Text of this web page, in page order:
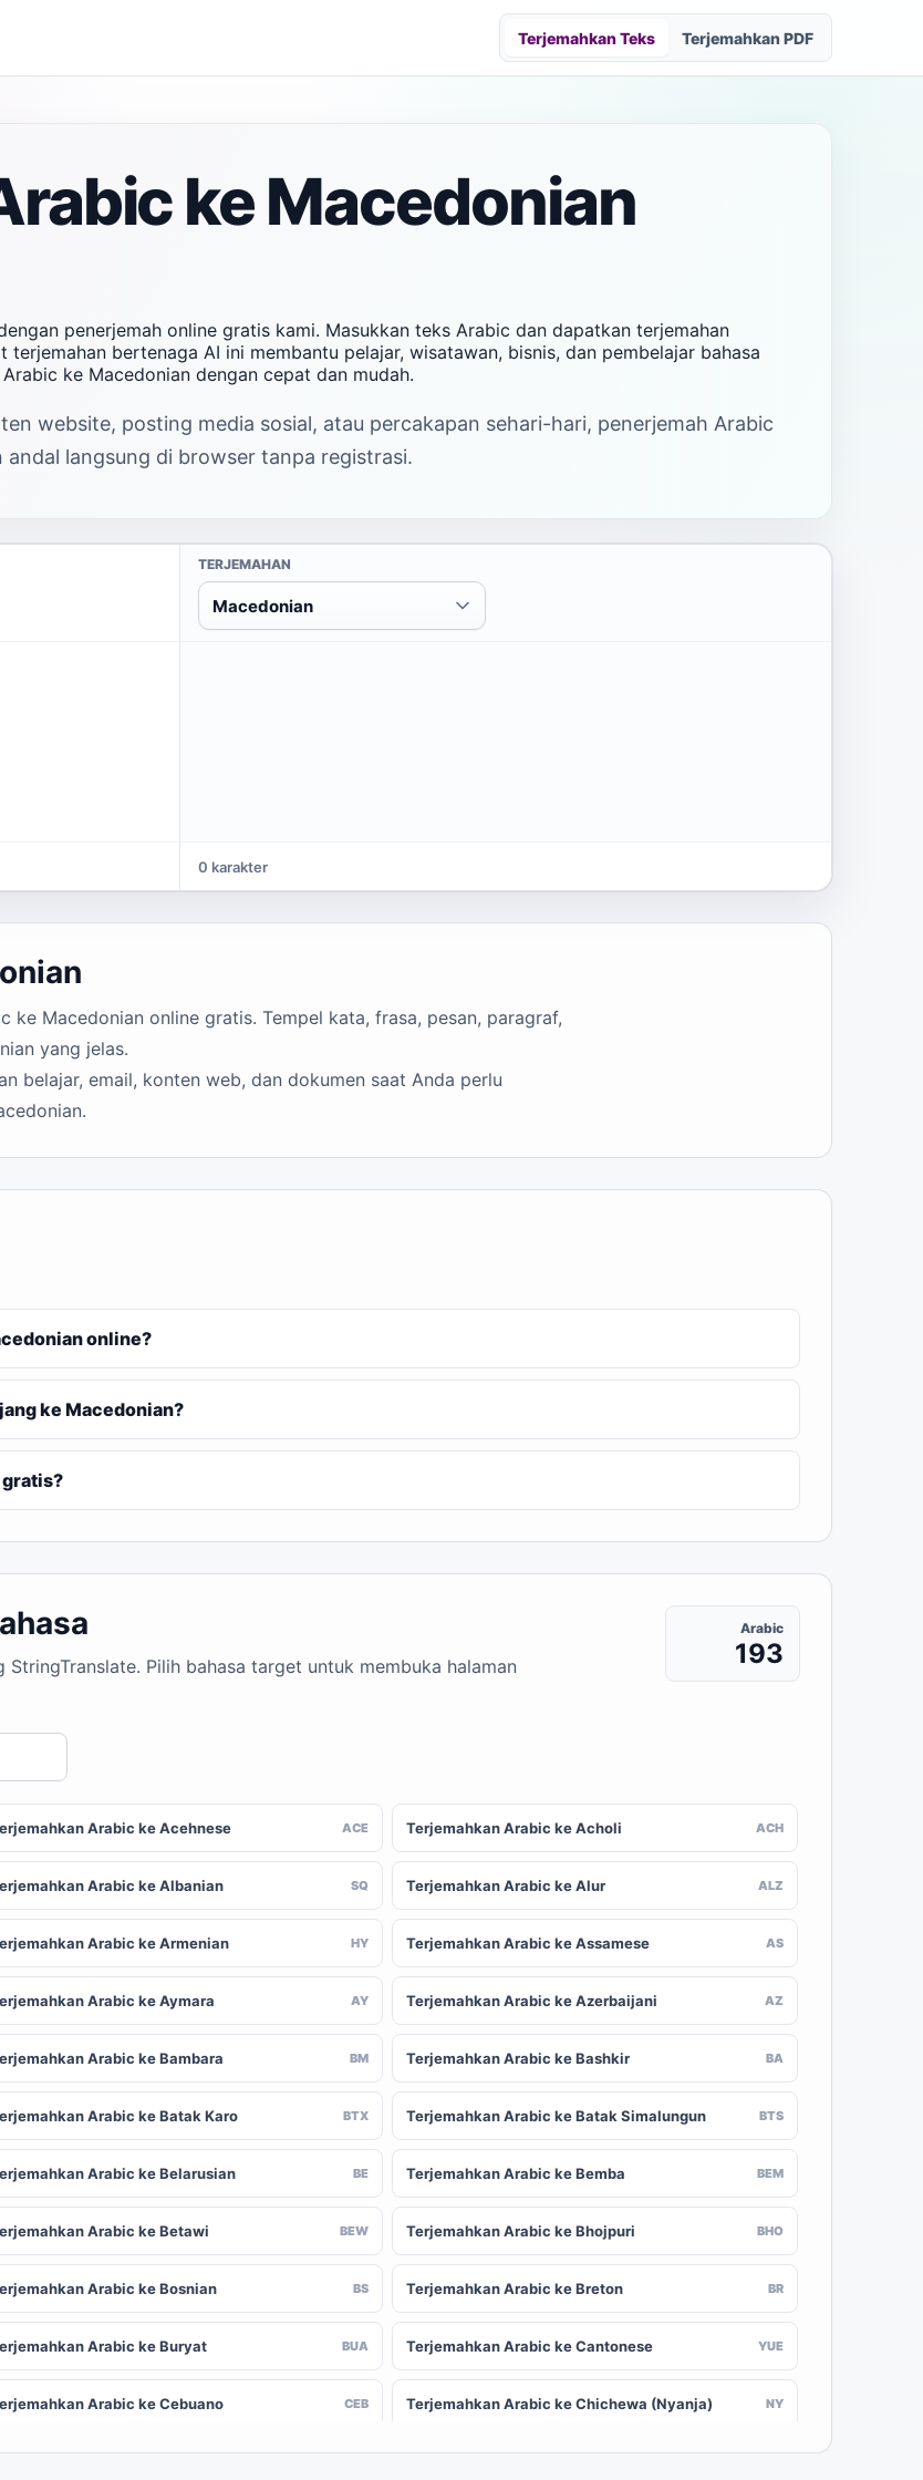
Terjemahkan Teks Terjemahkan PDF
ke Macedonian
penerjemah online gratis kami. Masukkan teks Arabic dan dapatkan terjemahan
bertenaga AI ini membantu pelajar, wisatawan, bisnis, dan pembelajar bahasa
ke Macedonian dengan cepat dan mudah.
website, posting media sosial, atau percakapan sehari-hari, penerjemah Arabic
langsung di browser tanpa registrasi.
TERJEMAHAN
Macedonian
0 karakter
ke Macedonian online gratis. Tempel kata, frasa, pesan, paragraf,
yang jelas.
belajar, email, konten web, dan dokumen saat Anda perlu
online?
ke Macedonian?
Pilih bahasa target untuk membuka halaman
Arabic
193
Arabic ke Acehnese ACE Terjemahkan Arabic ke Acholi ACH
Arabic ke Albanian SQ Terjemahkan Arabic ke Alur ALZ
Arabic ke Armenian HY Terjemahkan Arabic ke Assamese AS
Arabic ke Aymara AY Terjemahkan Arabic ke Azerbaijani AZ
Arabic ke Bambara BM Terjemahkan Arabic ke Bashkir BA
Arabic ke Batak Karo BTX Terjemahkan Arabic ke Batak Simalungun BTS
Arabic ke Belarusian BE Terjemahkan Arabic ke Bemba BEM
Arabic ke Betawi BEW Terjemahkan Arabic ke Bhojpuri BHO
Arabic ke Bosnian BS Terjemahkan Arabic ke Breton BR
Arabic ke Buryat BUA Terjemahkan Arabic ke Cantonese YUE
Arabic ke Cebuano CEB Terjemahkan Arabic ke Chichewa (Nyanja) NY